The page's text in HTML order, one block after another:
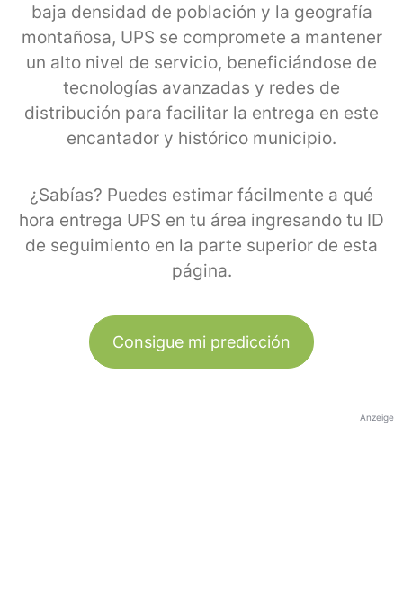
baja densidad de población y la geografía
montañosa, UPS se compromete a mantener
un alto nivel de servicio, beneficiándose de
tecnologías avanzadas y redes de
distribución para facilitar la entrega en este
encantador y histórico municipio.
¿Sabías? Puedes estimar fácilmente a qué
hora entrega UPS en tu área ingresando tu ID
de seguimiento en la parte superior de esta
página.
Consigue mi predicción
Anzeige